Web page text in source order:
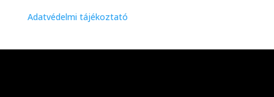
Adatvédelmi tájékoztató